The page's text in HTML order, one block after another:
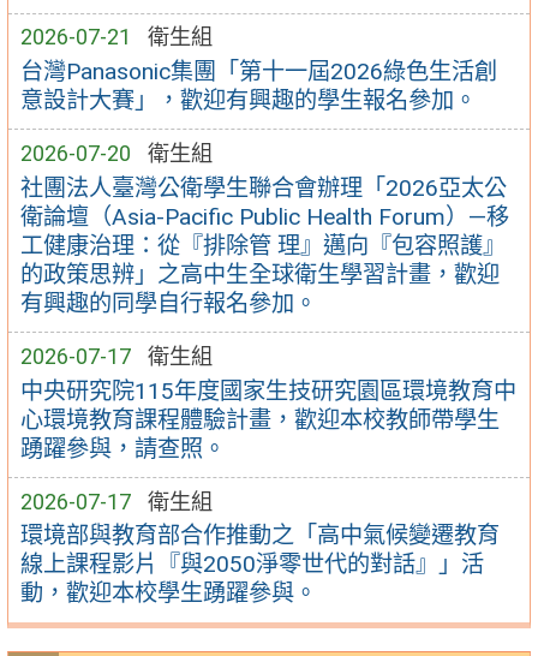
2026-07-21 衛生組
台灣Panasonic集團「第十一屆2026綠色生活創
意設計大賽」，歡迎有興趣的學生報名參加。
2026-07-20 衛生組
社團法人臺灣公衛學生聯合會辦理「2026亞太公
衛論壇（Asia-Pacific Public Health Forum）—移
工健康治理：從『排除管 理』邁向『包容照護』
的政策思辨」之高中生全球衛生學習計畫，歡迎
有興趣的同學自行報名參加。
2026-07-17 衛生組
中央研究院115年度國家生技研究園區環境教育中
心環境教育課程體驗計畫，歡迎本校教師帶學生
踴躍參與，請查照。
2026-07-17 衛生組
環境部與教育部合作推動之「高中氣候變遷教育
線上課程影片『與2050淨零世代的對話』」活
動，歡迎本校學生踴躍參與。